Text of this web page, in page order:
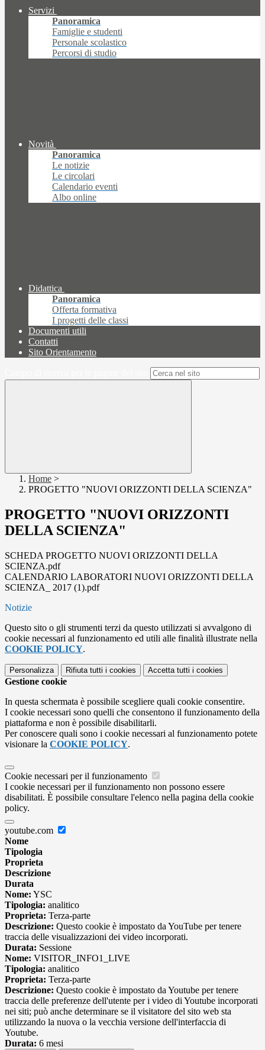
Servizi
Panoramica
Famiglie e studenti
Personale scolastico
Percorsi di studio
Novità
Panoramica
Le notizie
Le circolari
Calendario eventi
Albo online
Didattica
Panoramica
Offerta formativa
I progetti delle classi
Documenti utili
Contatti
Sito Orientamento
Home >
PROGETTO "NUOVI ORIZZONTI DELLA SCIENZA"
PROGETTO "NUOVI ORIZZONTI
DELLA SCIENZA"
SCHEDA PROGETTO NUOVI ORIZZONTI DELLA
SCIENZA.pdf
CALENDARIO LABORATORI NUOVI ORIZZONTI DELLA
SCIENZA_ 2017 (1).pdf
Notizie
Questo sito o gli strumenti terzi da questo utilizzati si avvalgono di
cookie necessari al funzionamento ed utili alle finalità illustrate nella
COOKIE POLICY.
Personalizza Rifiuta tutti i cookies Accetta tutti i cookies
Gestione cookie
In questa schermata è possibile scegliere quali cookie consentire.
I cookie necessari sono quelli che consentono il funzionamento della
piattaforma e non è possibile disabilitarli.
Per conoscere quali sono i cookie necessari al funzionamento potete
visionare la COOKIE POLICY.
Cookie necessari per il funzionamento
I cookie necessari per il funzionamento non possono essere
disabilitati. È possibile consultare l'elenco nella pagina della cookie
policy.
youtube.com
Nome
Tipologia
Proprieta
Descrizione
Durata
Nome: YSC
Tipologia: analitico
Proprieta: Terza-parte
Descrizione: Questo cookie è impostato da YouTube per tenere
traccia delle visualizzazioni dei video incorporati.
Durata: Sessione
Nome: VISITOR_INFO1_LIVE
Tipologia: analitico
Proprieta: Terza-parte
Descrizione: Questo cookie è impostato da Youtube per tenere
traccia delle preferenze dell'utente per i video di Youtube incorporati
nei siti; può anche determinare se il visitatore del sito web sta
utilizzando la nuova o la vecchia versione dell'interfaccia di
Youtube.
Durata: 6 mesi